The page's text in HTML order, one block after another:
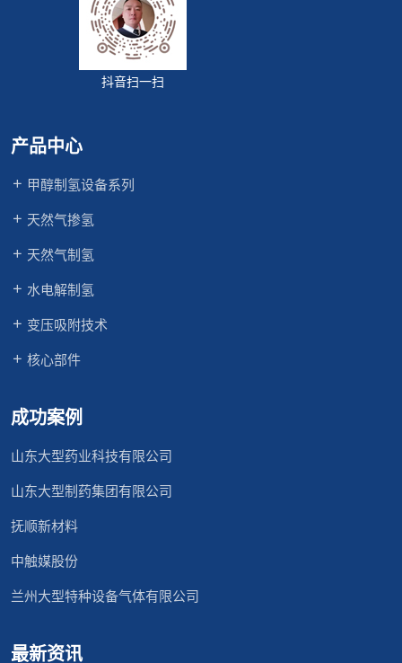
抖音扫一扫
产品中心
甲醇制氢设备系列
天然气掺氢
天然气制氢
水电解制氢
变压吸附技术
核心部件
成功案例
山东大型药业科技有限公司
山东大型制药集团有限公司
抚顺新材料
中触媒股份
兰州大型特种设备气体有限公司
最新资讯